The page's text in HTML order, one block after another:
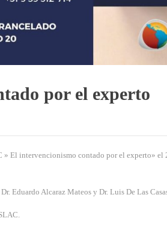
por el experto
El intervencionismo contado por el experto» el
Eduardo Alcaraz Mateos y Dr. Luis De Las